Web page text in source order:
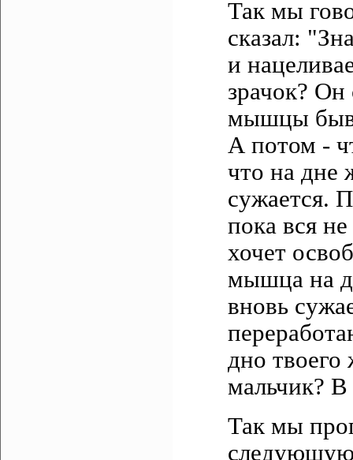
Так мы
сказал:
и
зрачок? Он
мышцы
А потом -
что на дне
сужается.
пока вся
хочет
мышца на
вновь
дно твоего
мальчик?
Так мы